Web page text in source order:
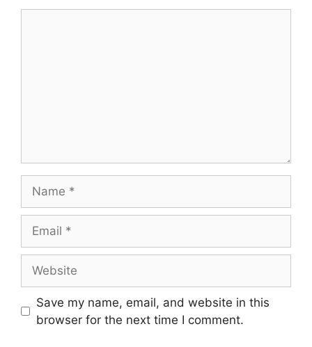
Save my name, email, and website in this
browser for the next time I comment.